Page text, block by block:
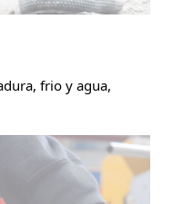
frio y agua,